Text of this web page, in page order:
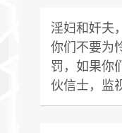
淫妇和奸夫
你们不要为
罚，如果你
伙信士，监